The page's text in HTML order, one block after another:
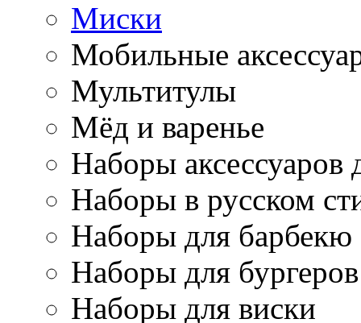
Миски
Мобильные
Мультитулы
Мёд и варенье
Наборы аксессуаров
Наборы в русском
Наборы для барбекю
Наборы для бургеров
Наборы для виски